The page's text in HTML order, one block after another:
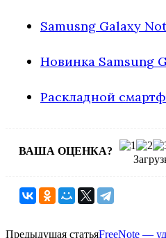
Samusng Galaxy
Новинка Samsung
Раскладной
ВАША ОЦЕНКА?
Предыдущая статьяFreeNote —